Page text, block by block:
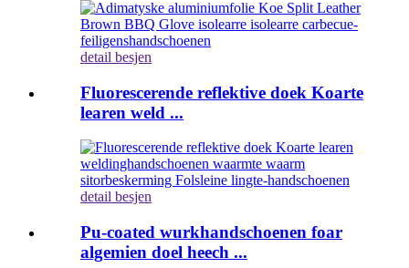
detail besjen
Fluorescerende reflektive doek Koarte
learen weld ...
detail besjen
Pu-coated wurkhandschoenen foar
algemien doel heech ...